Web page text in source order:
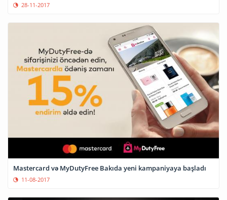
28-11-2017
Mastercard və MyDutyFree Bakıda yeni kampaniyaya başladı
11-08-2017